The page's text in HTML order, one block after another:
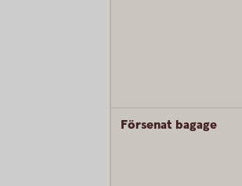
Försenat bagage